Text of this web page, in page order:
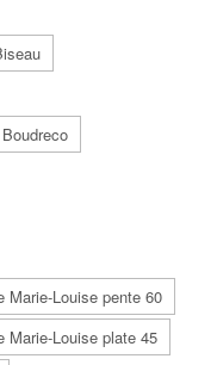
Boudreco
Marie-Louise pente 60
Marie-Louise plate 45